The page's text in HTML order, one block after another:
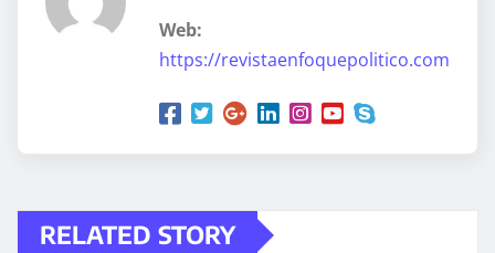
Web:
https://revistaenfoquepolitico.com
RELATED STORY